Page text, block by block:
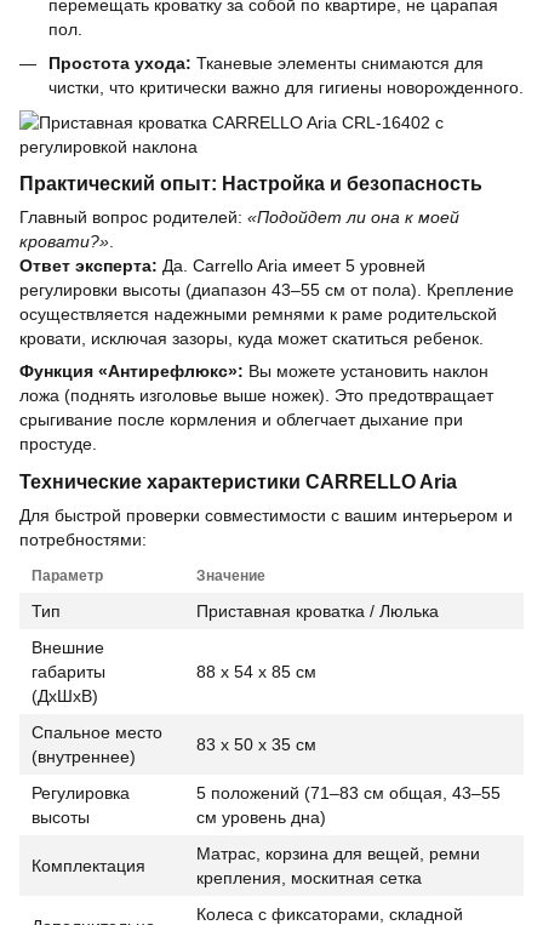
перемещать кроватку за собой по квартире, не царапая
пол.
Простота ухода: Тканевые элементы снимаются для
чистки, что критически важно для гигиены новорожденного.
Практический опыт: Настройка и безопасность
Главный вопрос родителей: «Подойдет ли она к моей
кровати?».
Ответ эксперта: Да. Carrello Aria имеет 5 уровней
регулировки высоты (диапазон 43–55 см от пола). Крепление
осуществляется надежными ремнями к раме родительской
кровати, исключая зазоры, куда может скатиться ребенок.
Функция «Антирефлюкс»: Вы можете установить наклон
ложа (поднять изголовье выше ножек). Это предотвращает
срыгивание после кормления и облегчает дыхание при
простуде.
Технические характеристики CARRELLO Aria
Для быстрой проверки совместимости с вашим интерьером и
потребностями:
Параметр Значение
Тип
Приставная кроватка / Люлька
Внешние
габариты
(ДхШхВ)
88 x 54 x 85 см
Спальное место
(внутреннее)
83 x 50 x 35 см
Регулировка
высоты
5 положений (71–83 см общая, 43–55
см уровень дна)
Комплектация
Матрас, корзина для вещей, ремни
крепления, москитная сетка
Колеса с фиксаторами, складной